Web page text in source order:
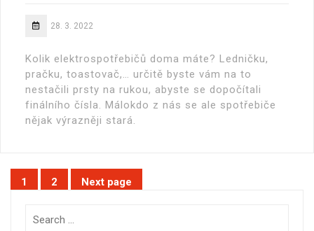
28. 3. 2022
Kolik elektrospotřebičů doma máte? Ledničku,
pračku, toastovač,… určitě byste vám na to
nestačili prsty na rukou, abyste se dopočítali
finálního čísla. Málokdo z nás se ale spotřebiče
nějak výrazněji stará.
Stránkování
příspěvků
Page
1 Page
2 Next page